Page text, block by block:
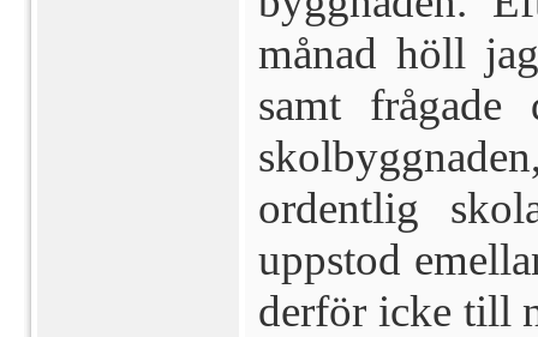
månad höll
samt
ordentlig
uppstod
derför icke till